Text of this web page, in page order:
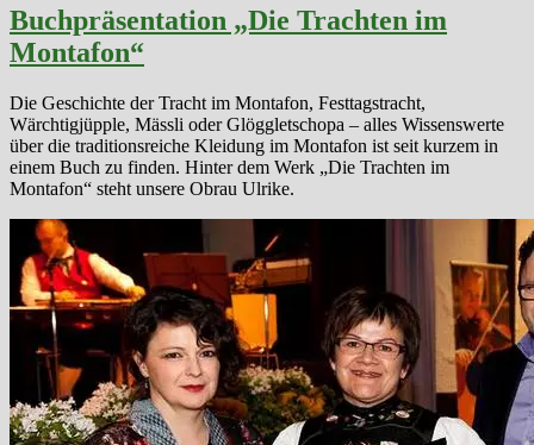
nach
Heitersheim
Buchpräsentation „Die Trachten im
Montafon“
Die Geschichte der Tracht im Montafon, Festtagstracht,
Wärchtigjüpple, Mässli oder Glöggletschopa – alles Wissenswerte
über die traditionsreiche Kleidung im Montafon ist seit kurzem in
einem Buch zu finden. Hinter dem Werk „Die Trachten im
Montafon“ steht unsere Obrau Ulrike.